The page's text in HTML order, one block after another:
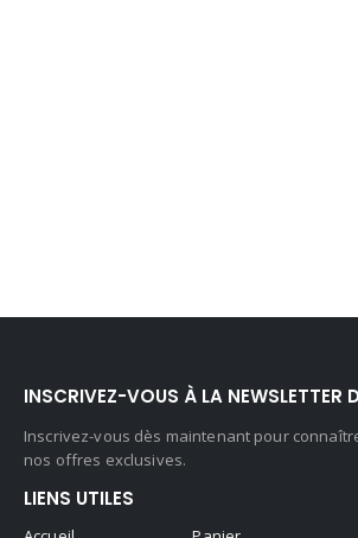
INSCRIVEZ-VOUS À LA NEWSLETTER
Inscrivez-vous dès maintenant pour
nos offres exclusives.
LIENS UTILES